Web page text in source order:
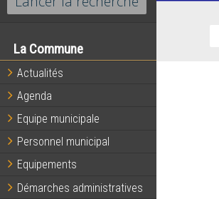
La Commune
Actualités
Agenda
Equipe municipale
Personnel municipal
Equipements
Démarches administratives